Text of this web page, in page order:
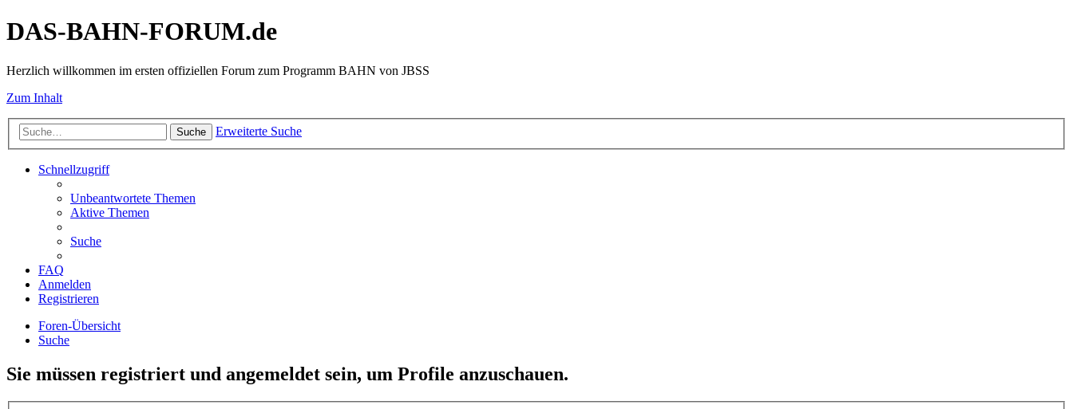
DAS-BAHN-FORUM.de
Herzlich willkommen im ersten offiziellen Forum zum Programm BAHN von JBSS
Zum Inhalt
Suche Erweiterte Suche
Schnellzugriff
Unbeantwortete Themen
Aktive Themen
Suche
FAQ
Anmelden
Registrieren
Foren-Übersicht
Suche
Sie müssen registriert und angemeldet sein, um Profile anzuschauen.